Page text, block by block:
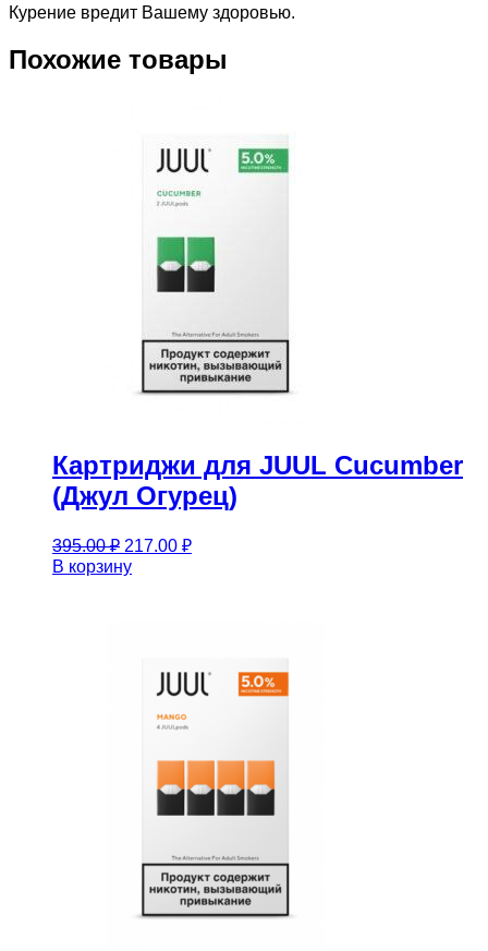
Курение вредит Вашему здоровью.
Похожие товары
Картриджи для JUUL Cucumber
(Джул Огурец)
395.00₽ Первоначальная
цена
составляла
217.00 ₽Текущая
В корзину